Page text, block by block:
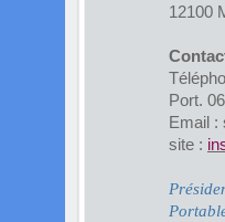
12100
Port.
Email :
site :